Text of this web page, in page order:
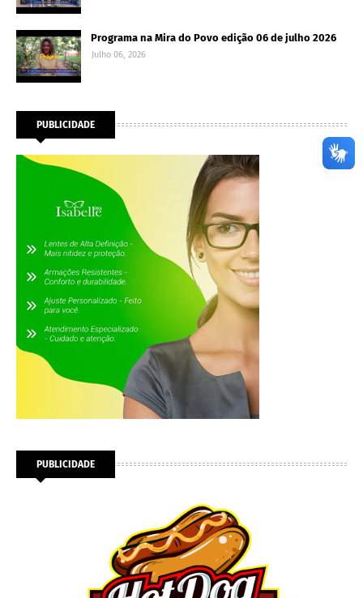
Programa na Mira do Povo edição 06 de julho 2026
Julho 06, 2026
PUBLICIDADE
PUBLICIDADE